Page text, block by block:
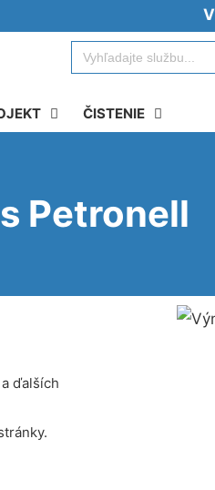
Vývoz
Search
for:
ČISTENIE
Petronell
ďalších